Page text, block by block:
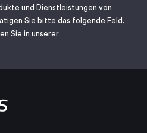
und Dienstleistungen von
Sie bitte das folgende Feld.
Sie in unserer